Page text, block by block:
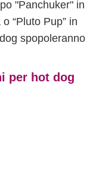
"Panchuker" in
“Pluto Pup” in
spopoleranno
per hot dog